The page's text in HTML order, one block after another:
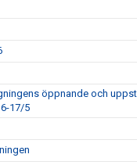
öppnande och
17/5